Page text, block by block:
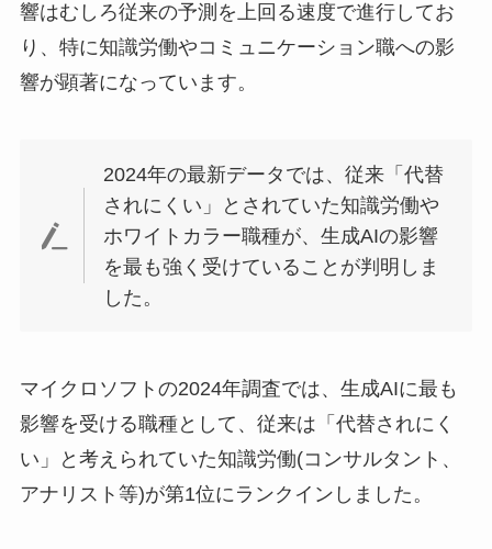
響はむしろ従来の予測を上回る速度で進行してお
り、特に知識労働やコミュニケーション職への影
響が顕著になっています。
2024年の最新データでは、従来「代替
されにくい」とされていた知識労働や
ホワイトカラー職種が、生成AIの影響
を最も強く受けていることが判明しま
した。
マイクロソフトの2024年調査では、生成AIに最も
影響を受ける職種として、従来は「代替されにく
い」と考えられていた知識労働(コンサルタント、
アナリスト等)が第1位にランクインしました。